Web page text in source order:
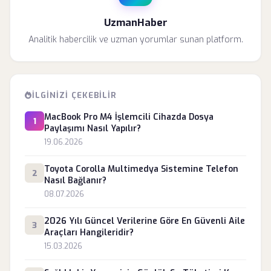
UzmanHaber
Analitik habercilik ve uzman yorumlar sunan platform.
İLGINIZI ÇEKEBILIR
1
MacBook Pro M4 İşlemcili Cihazda Dosya
Paylaşımı Nasıl Yapılır?
19.06.2026
2
Toyota Corolla Multimedya Sistemine Telefon
Nasıl Bağlanır?
08.07.2026
3
2026 Yılı Güncel Verilerine Göre En Güvenli Aile
Araçları Hangileridir?
15.03.2026